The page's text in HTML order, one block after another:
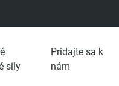
sily
Pridajte sa k
nám